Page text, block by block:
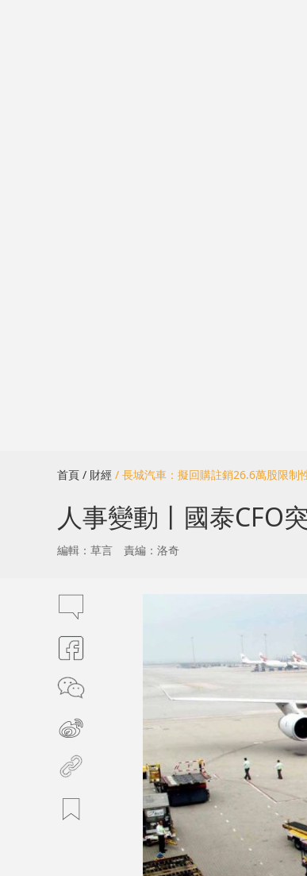
首頁 / 財經 / 長城汽車：擬回購註銷26.6萬股限制
人事變動丨國泰CFO
編輯：草言 責編：洛奇